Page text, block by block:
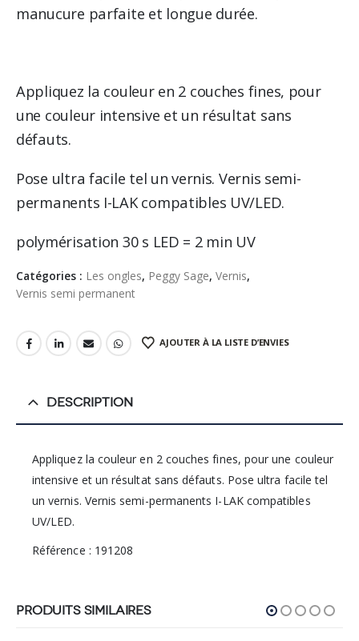
manucure parfaite et longue durée.
Appliquez la couleur en 2 couches fines, pour
une couleur intensive et un résultat sans
défauts.
Pose ultra facile tel un vernis. Vernis semi-
permanents I-LAK compatibles UV/LED.
polymérisation 30 s LED = 2 min UV
Catégories : Les ongles, Peggy Sage, Vernis,
Vernis semi permanent
AJOUTER À LA LISTE D’ENVIES
DESCRIPTION
Appliquez la couleur en 2 couches fines, pour une couleur
intensive et un résultat sans défauts. Pose ultra facile tel
un vernis. Vernis semi-permanents I-LAK compatibles
UV/LED.
Référence : 191208
PRODUITS SIMILAIRES